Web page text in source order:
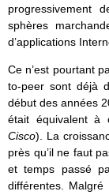
progressivement
sphères
d’applications
Ce n’est pourtant
to-peer sont déjà
début des années
était équivalent à
Cisco). La
près qu’il ne faut
et temps passé
différentes.